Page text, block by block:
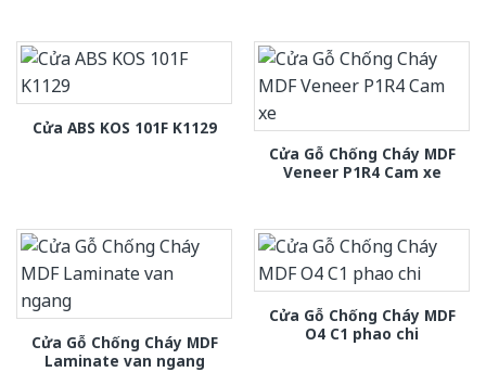
Cửa ABS KOS 101F K1129
Cửa Gỗ Chống Cháy MDF
Veneer P1R4 Cam xe
Cửa Gỗ Chống Cháy MDF
Laminate van ngang
Cửa Gỗ Chống Cháy MDF
O4 C1 phao chi